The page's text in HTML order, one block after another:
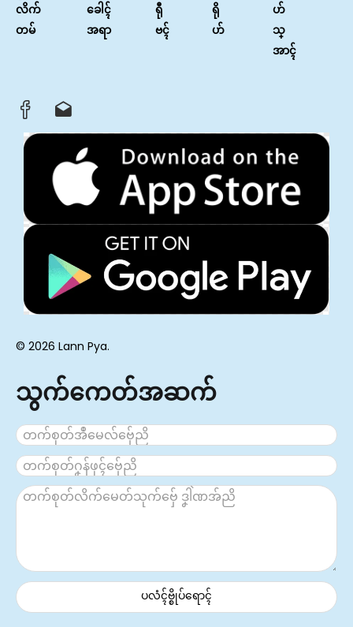
လိက်
တမ်
ခေါၚ်
အရာ
ရီု
ဗၚ်
ရို
ဟ်
ဟ်
သ္
အာၚ်
© 2026 Lann Pya.
သွက်ကေတ်အဆက်